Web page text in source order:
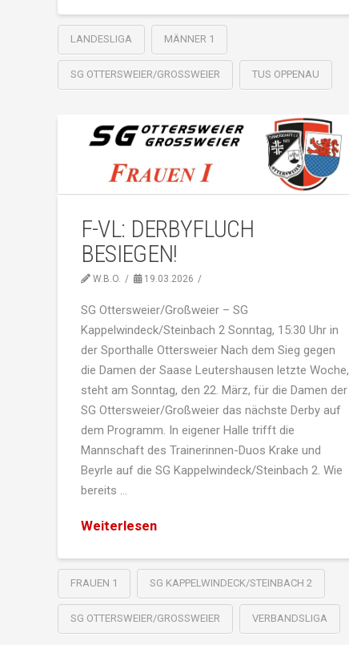
LANDESLIGA MÄNNER 1
SG OTTERSWEIER/GROSSWEIER TUS OPPENAU
F-VL: DERBYFLUCH
BESIEGEN!
W.B.O. 19.03.2026
SG Ottersweier/Großweier – SG
Kappelwindeck/Steinbach 2 Sonntag, 15:30 Uhr in
der Sporthalle Ottersweier Nach dem Sieg gegen
die Damen der Saase Leutershausen letzte Woche,
steht am Sonntag, den 22. März, für die Damen der
SG Ottersweier/Großweier das nächste Derby auf
dem Programm. In eigener Halle trifft die
Mannschaft des Trainerinnen-Duos Krake und
Beyrle auf die SG Kappelwindeck/Steinbach 2. Wie
bereits …
Weiterlesen
FRAUEN 1 SG KAPPELWINDECK/STEINBACH 2
SG OTTERSWEIER/GROSSWEIER VERBANDSLIGA